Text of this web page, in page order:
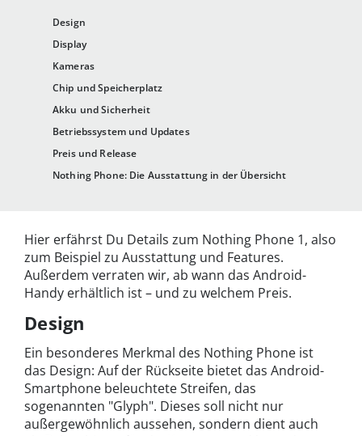
Design
Display
Kameras
Chip und Speicherplatz
Akku und Sicherheit
Betriebssystem und Updates
Preis und Release
Nothing Phone: Die Ausstattung in der Übersicht
Hier erfährst Du Details zum Nothing Phone 1, also
zum Beispiel zu Ausstattung und Features.
Außerdem verraten wir, ab wann das Android-
Handy erhältlich ist – und zu welchem Preis.
Design
Ein besonderes Merkmal des Nothing Phone ist
das Design: Auf der Rückseite bietet das Android-
Smartphone beleuchtete Streifen, das
sogenannten "Glyph". Dieses soll nicht nur
außergewöhnlich aussehen, sondern dient auch